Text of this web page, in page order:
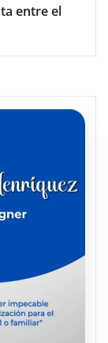
entre el